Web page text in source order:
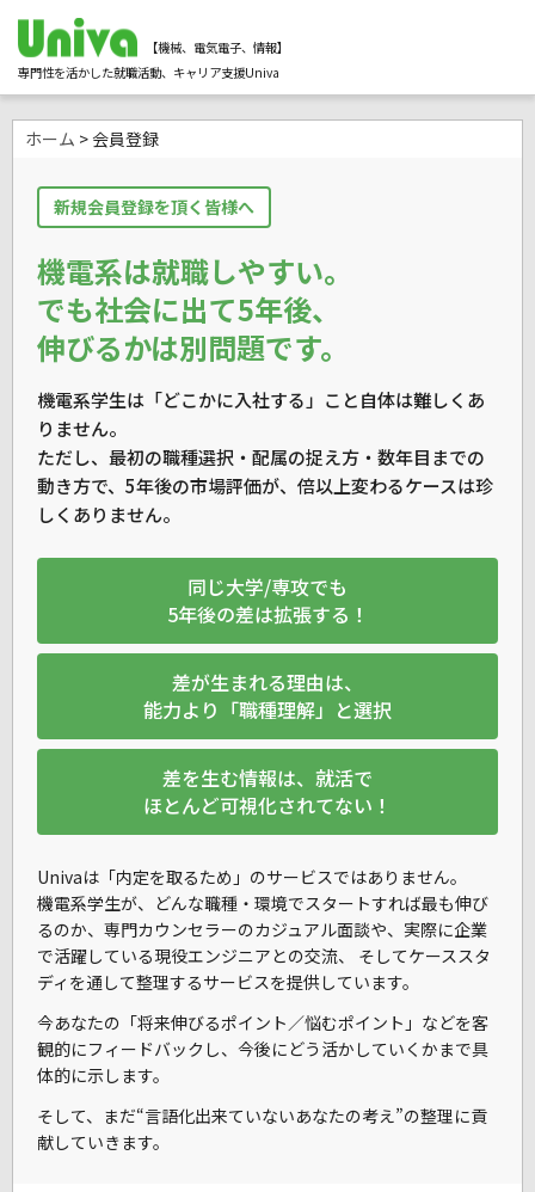
【機械、電気電子、情報】
専門性を活かした就職活動、キャリア支援Univa
ホーム > 会員登録
新規会員登録を頂く皆様へ
機電系は就職しやすい。
でも社会に出て5年後、
伸びるかは別問題です。
機電系学生は「どこかに入社する」こと自体は難しくあ
りません。
ただし、最初の職種選択・配属の捉え方・数年目までの
動き方で、 5年後の市場評価が、倍以上変わるケースは珍
しくありません。
同じ大学/専攻でも
5年後の差は拡張する！
差が生まれる理由は、
能力より「職種理解」と選択
差を生む情報は、就活で
ほとんど可視化されてない！
Univaは「内定を取るため」のサービスではありません。
機電系学生が、 どんな職種・環境でスタートすれば最も伸び
るのか、専門カウンセラーのカジュアル面談や、実際に企業
で活躍している現役エンジニアとの交流、 そしてケーススタ
ディを通して整理するサービスを提供しています。
今あなたの「将来伸びるポイント／悩むポイント」などを客
観的にフィードバックし、今後にどう活かしていくかまで具
体的に示します。
そして、まだ“言語化出来ていないあなたの考え”の整理に貢
献していきます。